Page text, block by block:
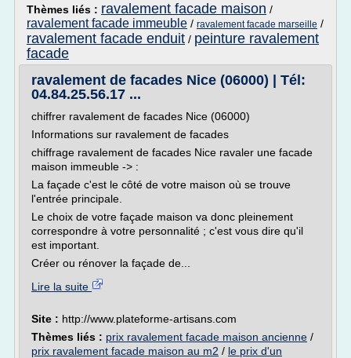
Thèmes liés : ravalement facade maison /
ravalement facade immeuble / ravalement facade marseille /
ravalement facade enduit / peinture ravalement
facade
ravalement de facades Nice (06000) | Tél:
04.84.25.56.17 ...
chiffrer ravalement de facades Nice (06000)
Informations sur ravalement de facades
chiffrage ravalement de facades Nice ravaler une facade
maison immeuble -> :
La façade c'est le côté de votre maison où se trouve
l'entrée principale.
Le choix de votre façade maison va donc pleinement
correspondre à votre personnalité ; c'est vous dire qu'il
est important.
Créer ou rénover la façade de...
Lire la suite
Site : http://www.plateforme-artisans.com
Thèmes liés : prix ravalement facade maison ancienne /
prix ravalement facade maison au m2 / le prix d'un